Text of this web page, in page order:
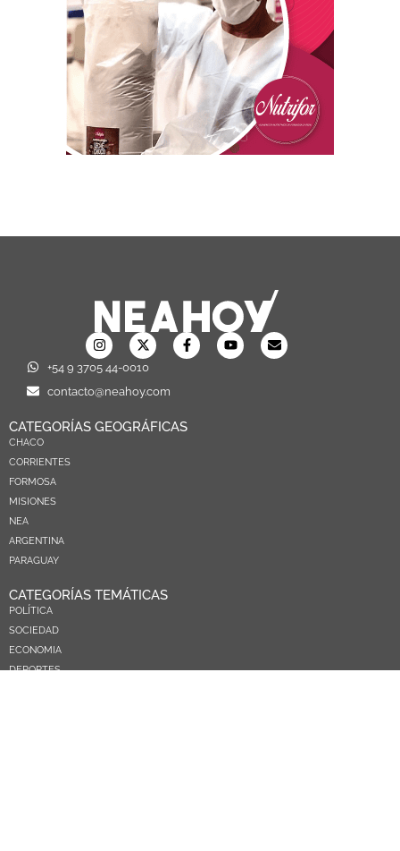
+54 9 3705 44-0010
contacto@neahoy.com
CATEGORÍAS GEOGRÁFICAS
CHACO
CORRIENTES
FORMOSA
MISIONES
NEA
ARGENTINA
PARAGUAY
CATEGORÍAS TEMÁTICAS
POLÍTICA
SOCIEDAD
ECONOMIA
DEPORTES